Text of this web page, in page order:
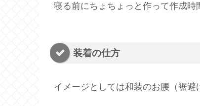
寝る前にちょちょっと作って作成時
装着の仕方
イメージとしては和装のお腰（裾避